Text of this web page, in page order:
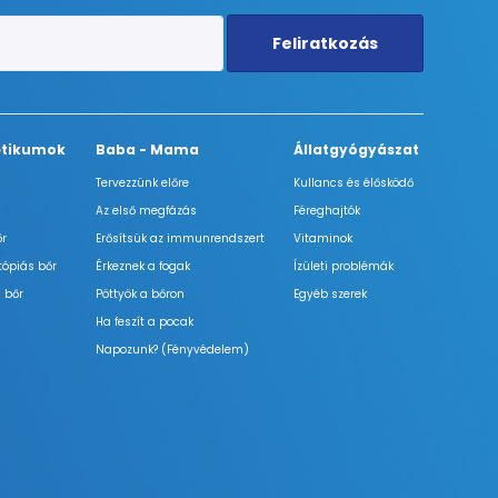
Feliratkozás
bőr
bőr
Baba - Mama
Tervezzünk előre
Az első megfázás
Erősítsük az immunrendszert
Érkeznek a fogak
Pöttyök a bőron
Ha feszít a pocak
Napozunk? (Fényvédelem)
Állatgyógyászat
Kullancs és élősködő
Féreghajtók
Vitaminok
Ízületi problémák
Egyéb szerek